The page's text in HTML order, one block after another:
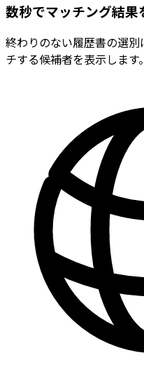
数秒でマッチング結果
終わりのない履歴書の選
チする候補者を表示します。